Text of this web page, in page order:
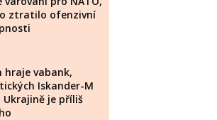
ztratilo ofenzivní
hraje vabank,
Iskander-M
je příliš